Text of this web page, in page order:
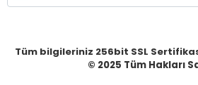
Tüm bilgileriniz 256bit SSL
© 2025 Tüm Hakları